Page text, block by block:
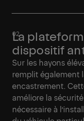
La
dispositif
Sur les hayons
remplit également
encastrement.
améliore la
nécessaire à